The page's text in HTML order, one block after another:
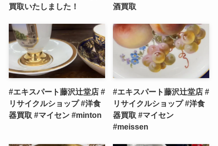
買取いたしました！
酒買取
#エキスパート藤沢辻堂店 #
リサイクルショップ #洋食
器買取 #マイセン #minton
#エキスパート藤沢辻堂店 #
リサイクルショップ #洋食
器買取 #マイセン
#meissen